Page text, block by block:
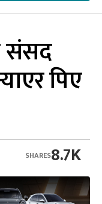
संसद
पिए
8.7K
SHARES